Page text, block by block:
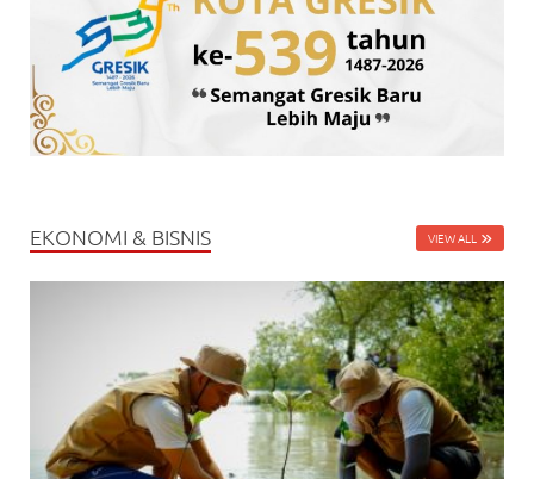
EKONOMI & BISNIS VIEW ALL